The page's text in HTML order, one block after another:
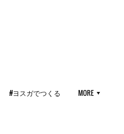
#ヨスガでつくる MORE